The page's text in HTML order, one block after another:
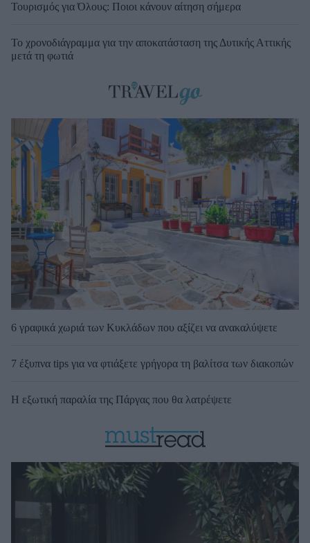
Τουρισμός για Όλους: Ποιοι κάνουν αίτηση σήμερα
Το χρονοδιάγραμμα για την αποκατάσταση της Δυτικής Αττικής
μετά τη φωτιά
6 γραφικά χωριά των Κυκλάδων που αξίζει να ανακαλύψετε
7 έξυπνα tips για να φτιάξετε γρήγορα τη βαλίτσα των διακοπών
Η εξωτική παραλία της Πάργας που θα λατρέψετε